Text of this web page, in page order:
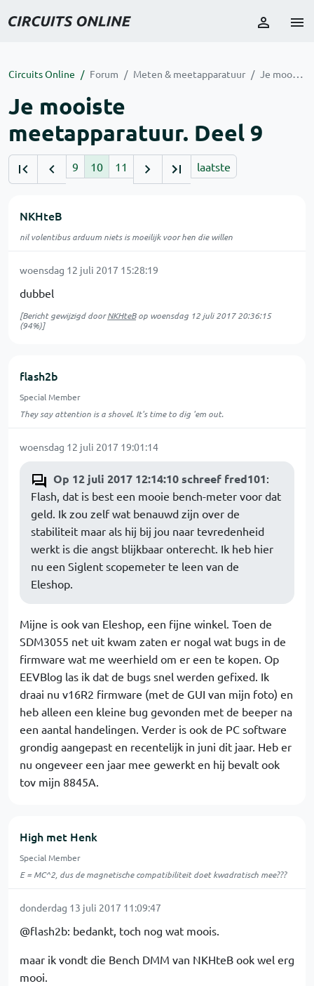
Circuits Online Forum Meten & meetapparatuur Je mooiste meetapparatuur. Deel 9
Je mooiste
meetapparatuur. Deel 9
9 10 11 laatste
NKHteB
nil volentibus arduum niets is moeilijk voor hen die willen
woensdag 12 juli 2017 15:28:19
dubbel
[Bericht gewijzigd doorNKHteBop woensdag 12 juli 2017 20:36:15
(94%)]
flash2b
Special Member
They say attention is a shovel. It's time to dig 'em out.
woensdag 12 juli 2017 19:01:14
Op 12 juli 2017 12:14:10 schreef fred101:
Flash, dat is best een mooie bench-meter voor dat
geld. Ik zou zelf wat benauwd zijn over de
stabiliteit maar als hij bij jou naar tevredenheid
werkt is die angst blijkbaar onterecht. Ik heb hier
nu een Siglent scopemeter te leen van de
Eleshop.
Mijne is ook van Eleshop, een fijne winkel. Toen de
SDM3055 net uit kwam zaten er nogal wat bugs in de
firmware wat me weerhield om er een te kopen. Op
EEVBlog las ik dat de bugs snel werden gefixed. Ik
draai nu v16R2 firmware (met de GUI van mijn foto) en
heb alleen een kleine bug gevonden met de beeper na
een aantal handelingen. Verder is ook de PC software
grondig aangepast en recentelijk in juni dit jaar. Heb er
nu ongeveer een jaar mee gewerkt en hij bevalt ook
tov mijn 8845A.
High met Henk
Special Member
E = MC^2, dus de magnetische compatibiliteit doet kwadratisch mee???
donderdag 13 juli 2017 11:09:47
@flash2b: bedankt, toch nog wat moois.
maar ik vondt die Bench DMM van NKHteB ook wel erg
mooi.